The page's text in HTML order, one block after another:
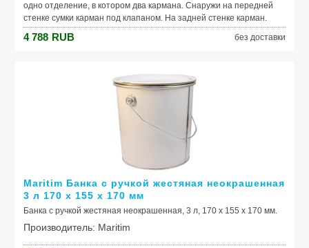
одно отделение, в котором два кармана. Снаружи на передней
стенке сумки карман под клапаном. На задней стенке карман.
Производитель: Bruno Rossi
Модель: ML103P_tutto cielo
4 788 RUB без доставки
Maritim Банка с ручкой жестяная неокрашенная
3 л 170 х 155 x 170 мм
Банка с ручкой жестяная неокрашенная, 3 л, 170 х 155 x 170 мм.
Производитель: Maritim